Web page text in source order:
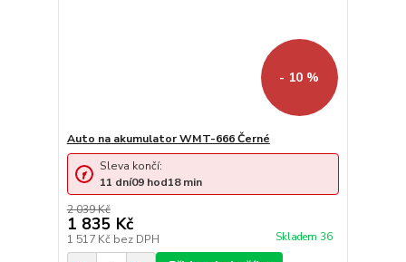
- 10 %
Auto na akumulator WMT-666 Černé
2 039 Kč
1 835 Kč
1 517 Kč bez DPH Skladem 36
Sleva končí:
11 dní09 hod18min